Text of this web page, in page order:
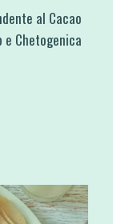
al Cacao
e Chetogenica